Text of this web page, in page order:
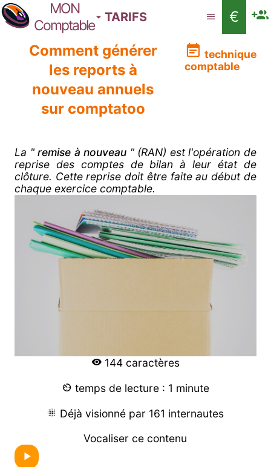
MON
Comptable
TARIFS
€
Comment générer
les reports à
nouveau annuels
sur comptatoo
technique
comptable
La "remise à nouveau " (RAN) est l'opération de
reprise des comptes de bilan à leur état de
clôture. Cette reprise doit être faite au début de
chaque exercice comptable.
144 caractères
temps de lecture : 1 minute
Déjà visionné par 161 internautes
Vocaliser ce contenu